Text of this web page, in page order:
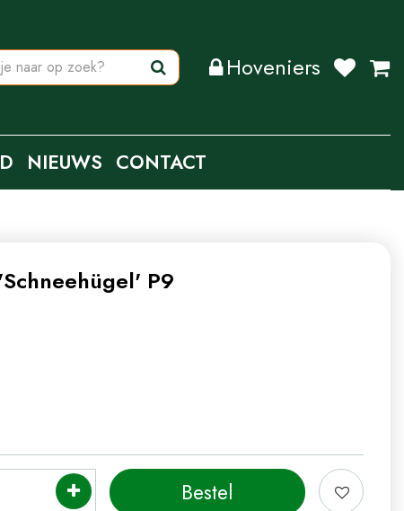
Hoveniers
NIEUWS CONTACT
P9